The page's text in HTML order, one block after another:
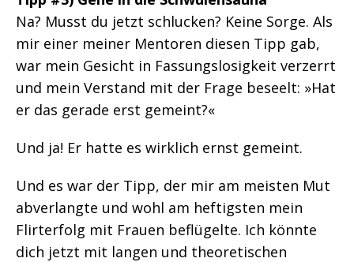
Na? Musst du jetzt schlucken? Keine Sorge. Als
mir einer meiner Mentoren diesen Tipp gab,
war mein Gesicht in Fassungslosigkeit verzerrt
und mein Verstand mit der Frage beseelt: »Hat
er das gerade erst gemeint?«
Und ja! Er hatte es wirklich ernst gemeint.
Und es war der Tipp, der mir am meisten Mut
abverlangte und wohl am heftigsten mein
Flirterfolg mit Frauen beflügelte. Ich könnte
dich jetzt mit langen und theoretischen